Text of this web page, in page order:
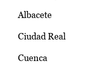
Albacete
Ciudad Real
Cuenca